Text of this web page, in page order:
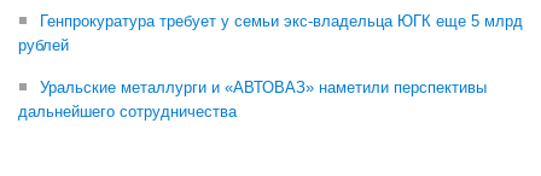
Генпрокуратура требует у семьи экс-владельца ЮГК еще 5 млрд
рублей
Уральские металлурги и «АВТОВАЗ» наметили перспективы
дальнейшего сотрудничества